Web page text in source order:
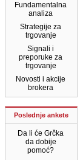
Fundamentalna
analiza
Strategije za
trgovanje
Signali i
preporuke za
trgovanje
Novosti i akcije
brokera
Poslednje ankete
Da li će Grčka
da dobije
pomoć?